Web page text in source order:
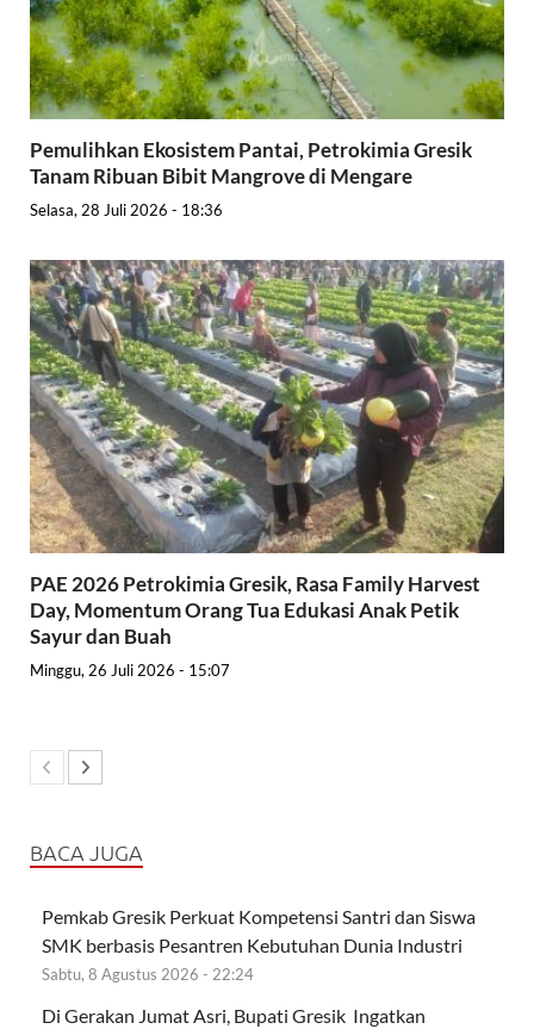
Pemulihkan Ekosistem Pantai, Petrokimia Gresik
Tanam Ribuan Bibit Mangrove di Mengare
Selasa, 28 Juli 2026 - 18:36
PAE 2026 Petrokimia Gresik, Rasa Family Harvest
Day, Momentum Orang Tua Edukasi Anak Petik
Sayur dan Buah
Minggu, 26 Juli 2026 - 15:07
BACA JUGA
Pemkab Gresik Perkuat Kompetensi Santri dan Siswa
SMK berbasis Pesantren Kebutuhan Dunia Industri
Sabtu, 8 Agustus 2026 - 22:24
Di Gerakan Jumat Asri, Bupati Gresik Ingatkan